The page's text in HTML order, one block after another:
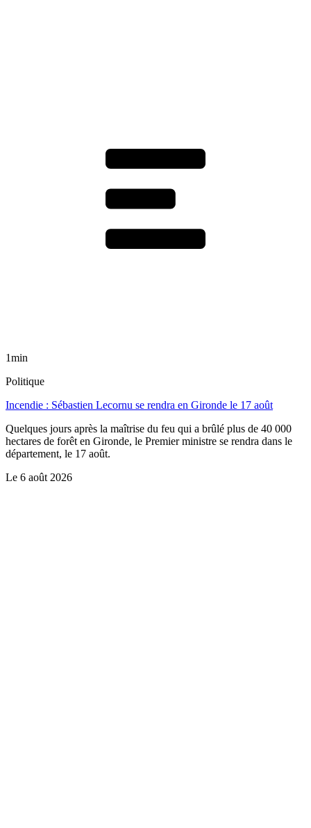
1min
Politique
Incendie : Sébastien Lecornu se rendra en Gironde le 17 août
Quelques jours après la maîtrise du feu qui a brûlé plus de 40 000
hectares de forêt en Gironde, le Premier ministre se rendra dans le
département, le 17 août.
Le 6 août 2026